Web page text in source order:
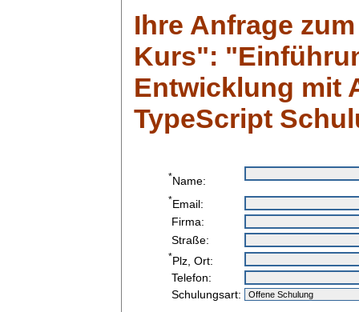
Ihre Anfrage
Kurs":
Entwicklung mit
TypeScript
*Name:
*Email:
Firma:
Straße:
*Plz, Ort:
Telefon:
Schulungsart: